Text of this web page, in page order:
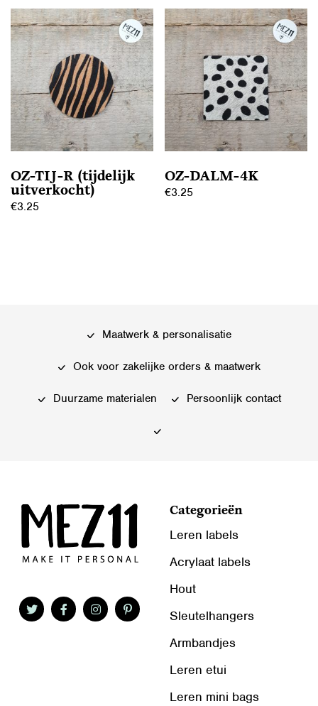
OZ-TIJ-R (tijdelijk
uitverkocht)
€3.25
OZ-DALM-4K
€3.25
Maatwerk & personalisatie
Ook voor zakelijke orders & maatwerk
Duurzame materialen Persoonlijk contact
Categorieën
Leren labels
Acrylaat labels
Hout
Sleutelhangers
Armbandjes
Leren etui
Leren mini bags